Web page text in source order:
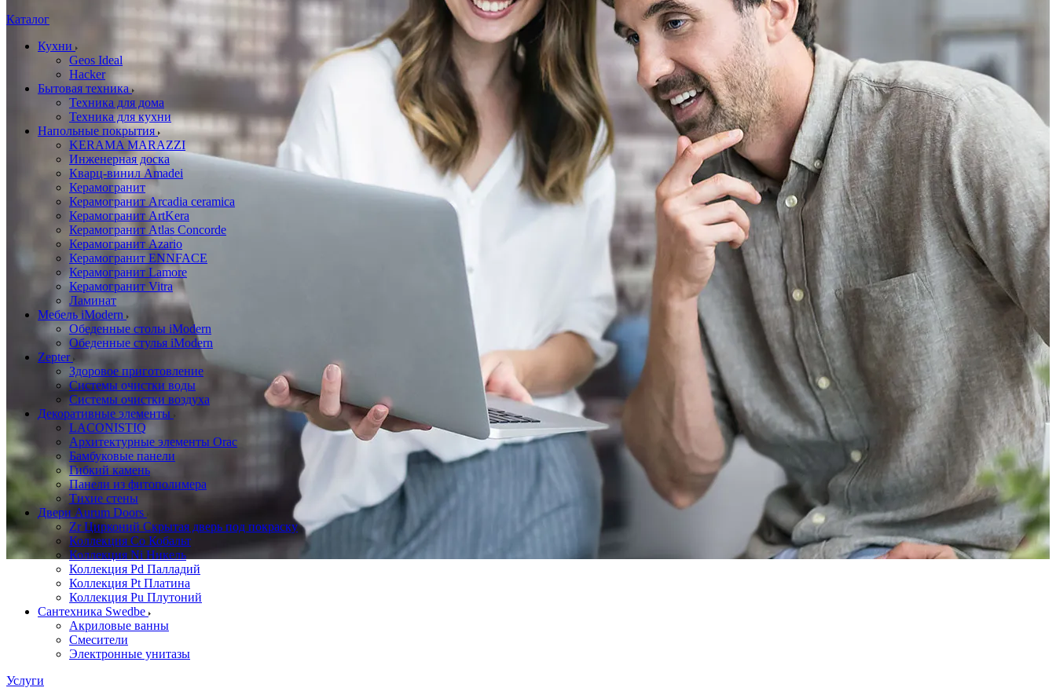
Каталог
Кухни
Geos Ideal
Hacker
Бытовая техника
Техника для дома
Техника для кухни
Напольные покрытия
KERAMA MARAZZI
Инженерная доска
Кварц-винил Amadei
Керамогранит
Керамогранит Arcadia ceramica
Керамогранит ArtKera
Керамогранит Atlas Concorde
Керамогранит Azario
Керамогранит ENNFACE
Керамогранит Lamore
Керамогранит Vitra
Ламинат
Мебель iModern
Обеденные столы iModern
Обеденные стулья iModern
Zepter
Здоровое приготовление
Системы очистки воды
Системы очистки воздуха
Декоративные элементы
LACONISTIQ
Архитектурные элементы Orac
Бамбуковые панели
Гибкий камень
Панели из фитополимера
Тихие стены
Двери Aurum Doors
Zr Цирконий Скрытая дверь под покраску
Коллекция Co Кобальт
Коллекция Ni Никель
Коллекция Pd Палладий
Коллекция Pt Платина
Коллекция Pu Плутоний
Сантехника Swedbe
Акриловые ванны
Смесители
Электронные унитазы
Услуги